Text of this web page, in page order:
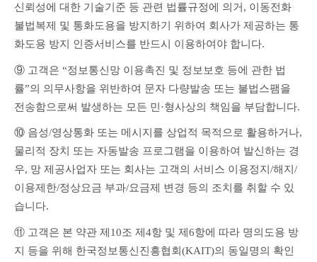
신뢰성에 대한 기술기준 등 관련 법률규정에 의거, 이동전화
불법복제 및 통화도용을 방지하기 위하여 회사가 제공하는 통
화도용 방지 인증서비스를 반드시 이용하여야 합니다.
⑨ 고객은 “정보통신망 이용촉진 및 정보보호 등에 관한 법
률”의 의무사항을 위반하여 문자 다량발송 또는 불법스팸을
전송함으로써 발생하는 모든 민·형사상의 책임을 부담합니다.
⑩ 음성/영상통화 또는 메시지를 상업적 목적으로 활용하거나,
물리적 장치 또는 자동발송 프로그램을 이용하여 발신하는 경
우, 망 제공사업자 또는 회사는 고객의 서비스 이용정지/해지/
이용제한/정상요금 부과/요금제 변경 등의 조치를 취할 수 있
습니다.
⑪ 고객은 본 약관 제10조 제4항 및 제6항에 따라 명의도용 방
지 등을 위해 한국정보통신진흥협회(KAIT)의 동일명의 확인